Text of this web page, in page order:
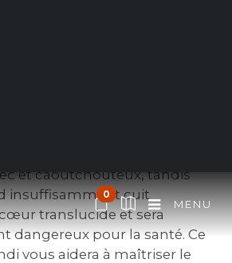
0
MENU
et caoutchouteux, tandis
insuffisamment cuit
translucide et sera
dangereux pour la santé. Ce
vous aidera à maîtriser le